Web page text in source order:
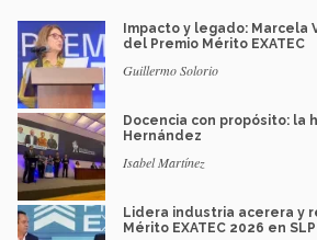
Impacto y legado: Marcela
del Premio Mérito EXATEC
Guillermo Solorio
Docencia con propósito: la
Hernández
Isabel Martínez
Lidera industria acerera y
Mérito EXATEC 2026 en SLP